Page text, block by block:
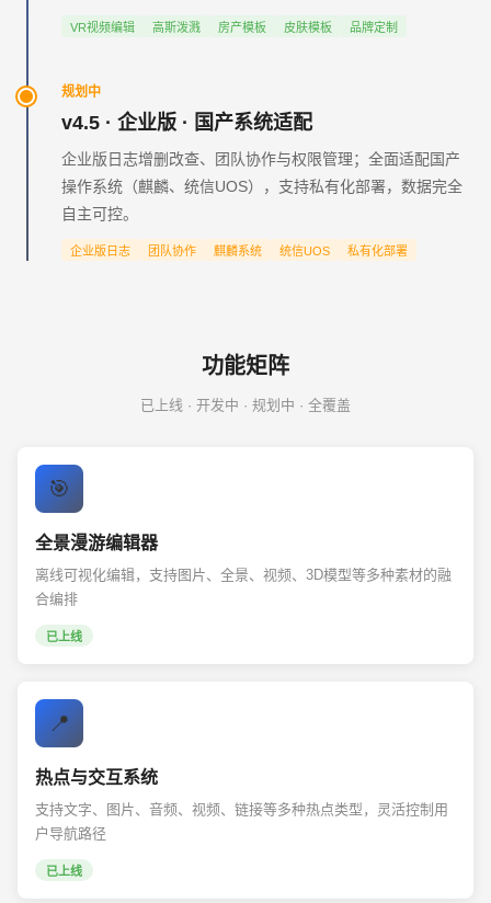
VR视频编辑 高斯泼溅 房产模板 皮肤模板 品牌定制
规划中
v4.5 · 企业版 · 国产系统适配
企业版日志增删改查、团队协作与权限管理；全面适配国产
操作系统（麒麟、统信UOS），支持私有化部署，数据完全
自主可控。
企业版日志 团队协作 麒麟系统 统信UOS 私有化部署
功能矩阵
已上线 · 开发中 · 规划中 · 全覆盖
🎯
全景漫游编辑器
离线可视化编辑，支持图片、全景、视频、3D模型等多种素材的融
合编排
已上线
📍
热点与交互系统
支持文字、图片、音频、视频、链接等多种热点类型，灵活控制用
户导航路径
已上线